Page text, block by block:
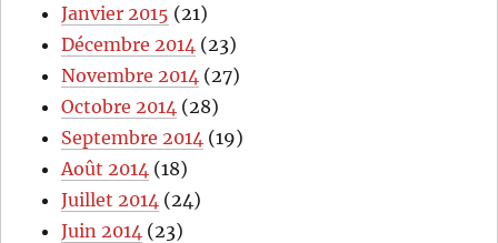
Janvier 2015 (21)
Décembre 2014 (23)
Novembre 2014 (27)
Octobre 2014 (28)
Septembre 2014 (19)
Août 2014 (18)
Juillet 2014 (24)
Juin 2014 (23)